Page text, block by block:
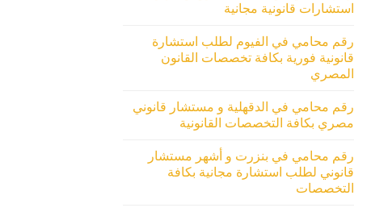
استشارات قانونية مجانية
رقم محامي في الفيوم لطلب استشارة
قانونية فورية بكافة تخصصات القانون
المصري
رقم محامي في الدقهلية و مستشار قانوني
مصري بكافة التخصصات القانونية
رقم محامي في بنزرت و أشهر مستشار
قانوني لطلب استشارة مجانية بكافة
التخصصات